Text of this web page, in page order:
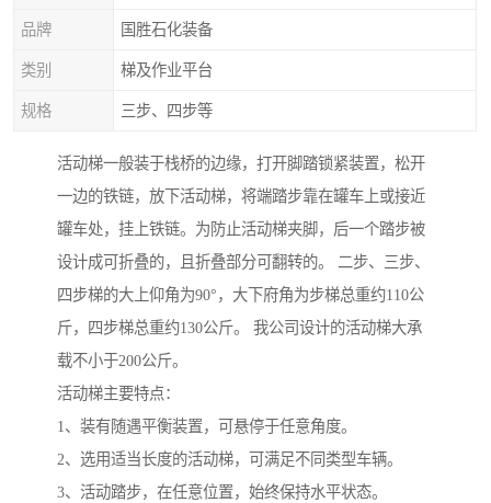
品牌 国胜石化装备
类别 梯及作业平台
规格 三步、四步等
活动梯一般装于栈桥的边缘，打开脚踏锁紧装置，松开
一边的铁链，放下活动梯，将端踏步靠在罐车上或接近
罐车处，挂上铁链。为防止活动梯夹脚，后一个踏步被
设计成可折叠的，且折叠部分可翻转的。 二步、三步、
四步梯的大上仰角为90°，大下府角为步梯总重约110公
斤，四步梯总重约130公斤。 我公司设计的活动梯大承
载不小于200公斤。
活动梯主要特点：
1、装有随遇平衡装置，可悬停于任意角度。
2、选用适当长度的活动梯，可满足不同类型车辆。
3、活动踏步，在任意位置，始终保持水平状态。